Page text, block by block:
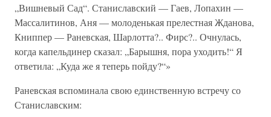
„Вишневый Сад“. Станиславский — Гаев, Лопахин —
Массалитинов, Аня — молоденькая прелестная Жданова,
Книппер — Раневская, Шарлотта?.. Фирс?.. Очнулась,
когда капельдинер сказал: „Барышня, пора уходить!“ Я
ответила: „Куда же я теперь пойду?“»
Раневская вспоминала свою единственную встречу со
Станиславским: